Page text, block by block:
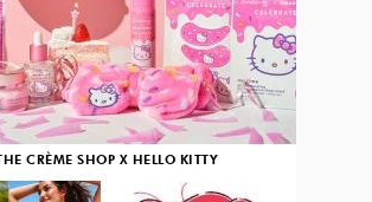
THE CRÈME SHOP X HELLO KITTY